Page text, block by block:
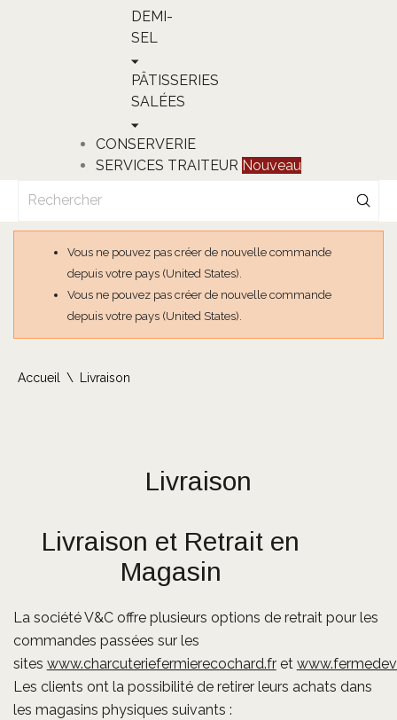
DEMI-
SEL
PÂTISSERIES
SALÉES
CONSERVERIE
SERVICES TRAITEUR Nouveau
Vous ne pouvez pas créer de nouvelle commande
depuis votre pays (United States).
Vous ne pouvez pas créer de nouvelle commande
depuis votre pays (United States).
Accueil Livraison
Livraison
Livraison et Retrait en
Magasin
La société V&C offre plusieurs options de retrait pour les
commandes passées sur les
sites www.charcuteriefermierecochard.fret
Les clients ont la possibilité de retirer leurs achats dans
les magasins physiques suivants :